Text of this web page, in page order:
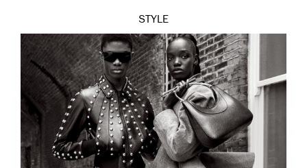
STYLE